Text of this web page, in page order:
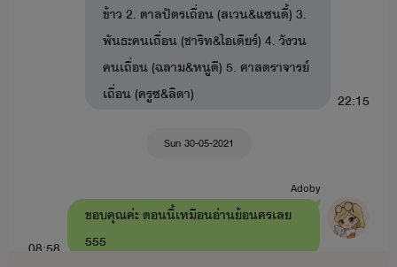
22:15
ข้าว 2. ตาลปัตรเถื่อน (สเวน&แซนดี้) 3.
พันธะคนเถื่อน (ชาริท&ไอเดียร์) 4. วังวน
คนเถื่อน (ฉลาม&หนูดี) 5. ศาสตราจารย์
เถื่อน (ครูซ&ลิดา)
Sun 30-05-2021
Adoby
08:58
ขอบคุณค่ะ ตอนนี้เหมือนอ่านย้อนศรเลย
555